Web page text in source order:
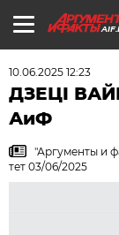
10.06.2025 12:23
ДЗЕЦI
АиФ
"Аргументы и
тет 03/06/2025